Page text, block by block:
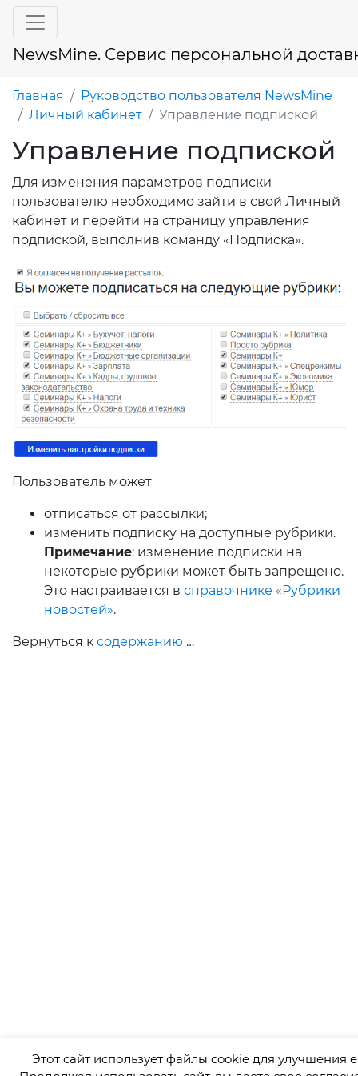
NewsMine. Сервис персональной
Главная
Руководство пользователя NewsMine
Личный кабинет
Управление подпиской
Управление подпиской
Для изменения параметров подписки
пользователю необходимо зайти в свой Личный
кабинет и перейти на страницу управления
подпиской, выполнив команду «Подписка».
Пользователь может
отписаться от рассылки;
изменить подписку на доступные рубрики.
Примечание: изменение подписки на
некоторые рубрики может быть запрещено.
Это настраивается в справочнике «Рубрики
новостей».
Вернуться к содержанию …
Этот сайт использует файлы cookie для улучшения